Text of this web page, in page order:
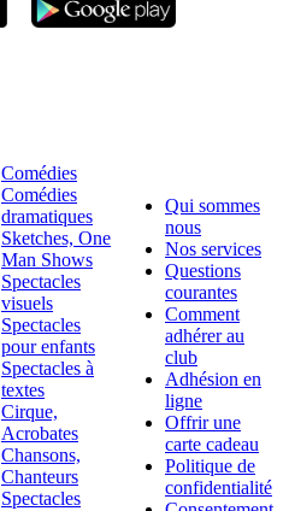
Comédies
Comédies
dramatiques
Sketches, One
Man Shows
Spectacles
visuels
Spectacles
pour enfants
Spectacles à
textes
Cirque,
Acrobates
Chansons,
Chanteurs
Spectacles
Qui sommes
nous
Nos services
Questions
courantes
Comment
adhérer au
club
Adhésion en
ligne
Offrir une
carte cadeau
Politique de
confidentialité